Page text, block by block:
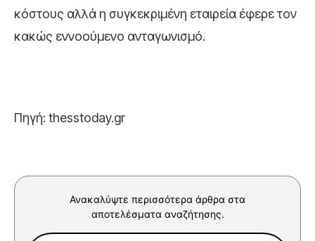
κόστους αλλά η συγκεκριμένη εταιρεία έφερε τον
κακώς εννοούμενο ανταγωνισμό.
Πηγή: thesstoday.gr
Ανακαλύψτε περισσότερα άρθρα στα
αποτελέσματα αναζήτησης.